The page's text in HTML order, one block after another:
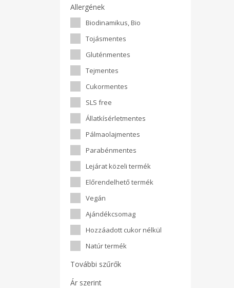
Allergének
Biodinamikus, Bio
Tojásmentes
Gluténmentes
Tejmentes
Cukormentes
SLS free
Állatkísérletmentes
Pálmaolajmentes
Parabénmentes
Lejárat közeli termék
Előrendelhető termék
Vegán
Ajándékcsomag
Hozzáadott cukor nélkül
Natúr termék
További szűrők
Ár szerint